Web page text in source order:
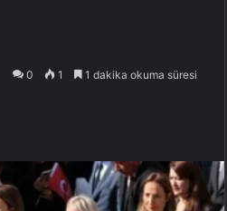
0 1 1 dakika okuma süresi